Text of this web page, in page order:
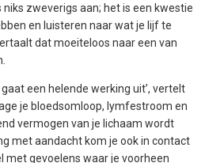
zweverigs aan; het is een kwestie
en luisteren naar wat je lijf te
dat moeiteloos naar een van
een helende werking uit’, vertelt
je bloedsomloop, lymfestroom en
vermogen van je lichaam wordt
met aandacht kom je ook in contact
met gevoelens waar je voorheen